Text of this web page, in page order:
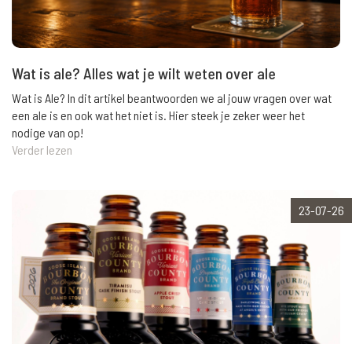
Wat is ale? Alles wat je wilt weten over ale
Wat is Ale? In dit artikel beantwoorden we al jouw vragen over wat
een ale is en ook wat het niet is. Hier steek je zeker weer het
nodige van op!
Verder lezen
23-07-26